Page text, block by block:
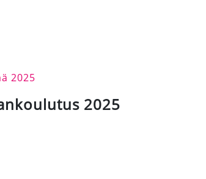
2025
2025